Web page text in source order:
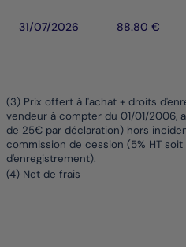
31/07/2026 88.80 €
(3) Prix offert à l'achat + droits
vendeur à compter du 01/01/2006,
de 25€ par déclaration) hors
commission de cession (5% HT
d'enregistrement).
(4) Net de frais